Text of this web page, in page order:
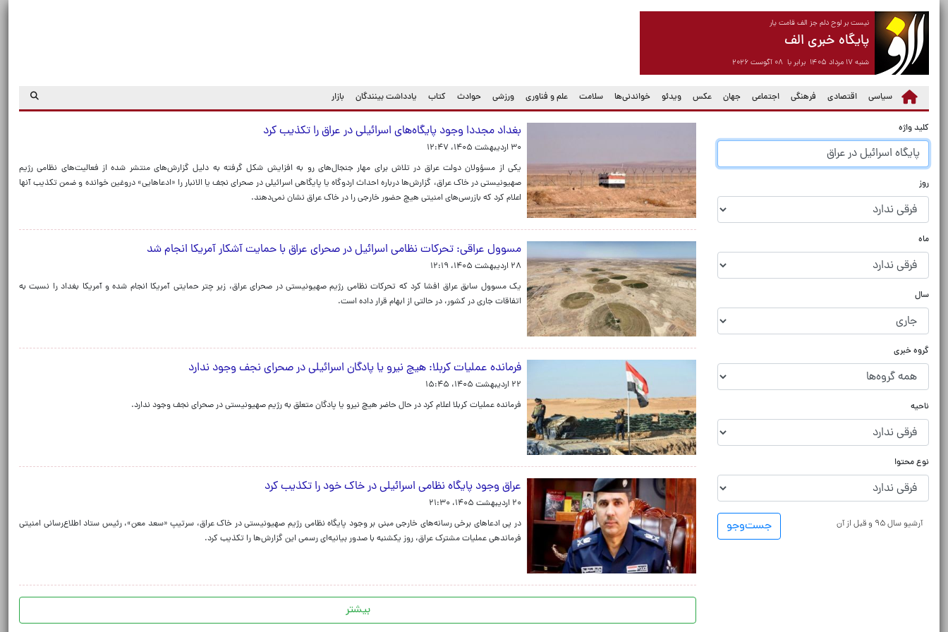
نیست بر لوح دلم جز الف قامت یار
پایگاه خبری الف
شنبه ۱۷ مرداد ۱۴۰۵ برابر با ۰۸ آگوست ۲۰۲۶
سیاسی اقتصادی فرهنگی اجتماعی جهان عکس ویدئو خواندنی‌ها سلامت علم و فناوری ورزشی حوادث کتاب یادداشت بینندگان بازار
کلید واژه
روز
ماه
سال
گروه خبری
ناحیه
نوع محتوا
جست‌و‌جو آرشیو سال ۹۵ و قبل از آن
بغداد مجددا وجود پایگاه‌های اسرائیلی در عراق را تکذیب کرد
۳۰ اردیبهشت ۱۴۰۵، ۱۲:۴۷
یکی از مسؤولان دولت عراق در تلاش برای مهار جنجال‌های رو به افزایش شکل گرفته به دلیل گزارش‌های منتشر شده از فعالیت‌های نظامی رژیم
صهیونیستی در خاک عراق، گزارش‌ها درباره احداث اردوگاه یا پایگاهی اسرائیلی در صحرای نجف یا الانبار را «ادعاهایی» دروغین خوانده و ضمن تکذیب آنها
اعلام کرد که بازرسی‌های امنیتی هیچ حضور خارجی را در خاک عراق نشان نمی‌دهند.
مسوول عراقی: تحرکات نظامی اسرائیل در صحرای عراق با حمایت آشکار آمریکا انجام شد
۲۸ اردیبهشت ۱۴۰۵، ۱۲:۱۹
یک مسوول سابق عراق افشا کرد که تحرکات نظامی رژیم صهیونیستی در صحرای عراق، زیر چتر حمایتی آمریکا انجام شده و آمریکا بغداد را نسبت به
اتفاقات جاری در کشور، در حالتی از ابهام قرار داده است.
فرمانده عملیات کربلا: هیچ نیرو یا پادگان اسرائیلی در صحرای نجف وجود ندارد
۲۲ اردیبهشت ۱۴۰۵، ۱۵:۴۵
فرمانده عملیات کربلا اعلام کرد در حال حاضر هیچ نیرو یا پادگان متعلق به رژیم صهیونیستی در صحرای نجف وجود ندارد.
عراق وجود پایگاه نظامی اسرائیلی در خاک خود را تکذیب کرد
۲۰ اردیبهشت ۱۴۰۵، ۲۱:۳۰
در پی ادعاهای برخی رسانه‌های خارجی مبنی بر وجود پایگاه نظامی رژیم صهیونیستی در خاک عراق، سرتیپ «سعد معن»، رئیس ستاد اطلاع‌رسانی امنیتی
فرماندهی عملیات مشترک عراق، روز یکشنبه با صدور بیانیه‌ای رسمی این گزارش‌ها را تکذیب کرد.
بیشتر